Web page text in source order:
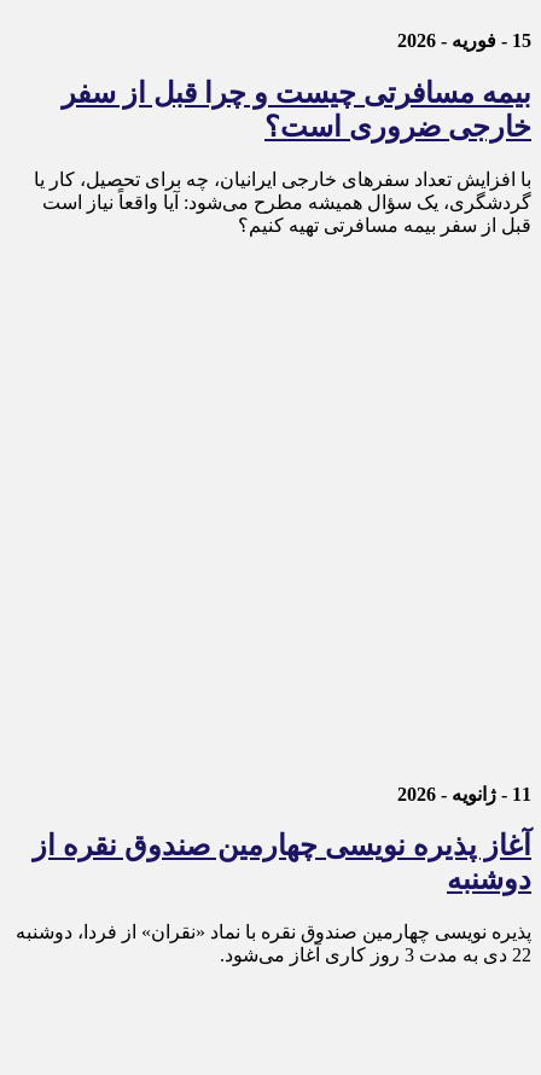
15 - فوریه - 2026
بیمه مسافرتی چیست و چرا قبل از سفر
خارجی ضروری است؟
با افزایش تعداد سفرهای خارجی ایرانیان، چه برای تحصیل، کار یا
گردشگری، یک سؤال همیشه مطرح می‌شود: آیا واقعاً نیاز است
قبل از سفر بیمه مسافرتی تهیه کنیم؟
11 - ژانویه - 2026
آغاز پذیره نویسی چهارمین صندوق نقره از
دوشنبه
پذیره‌ نویسی چهارمین صندوق نقره با نماد «نقران» از فردا، دوشنبه
22 دی به مدت 3 روز کاری آغاز می‌شود.